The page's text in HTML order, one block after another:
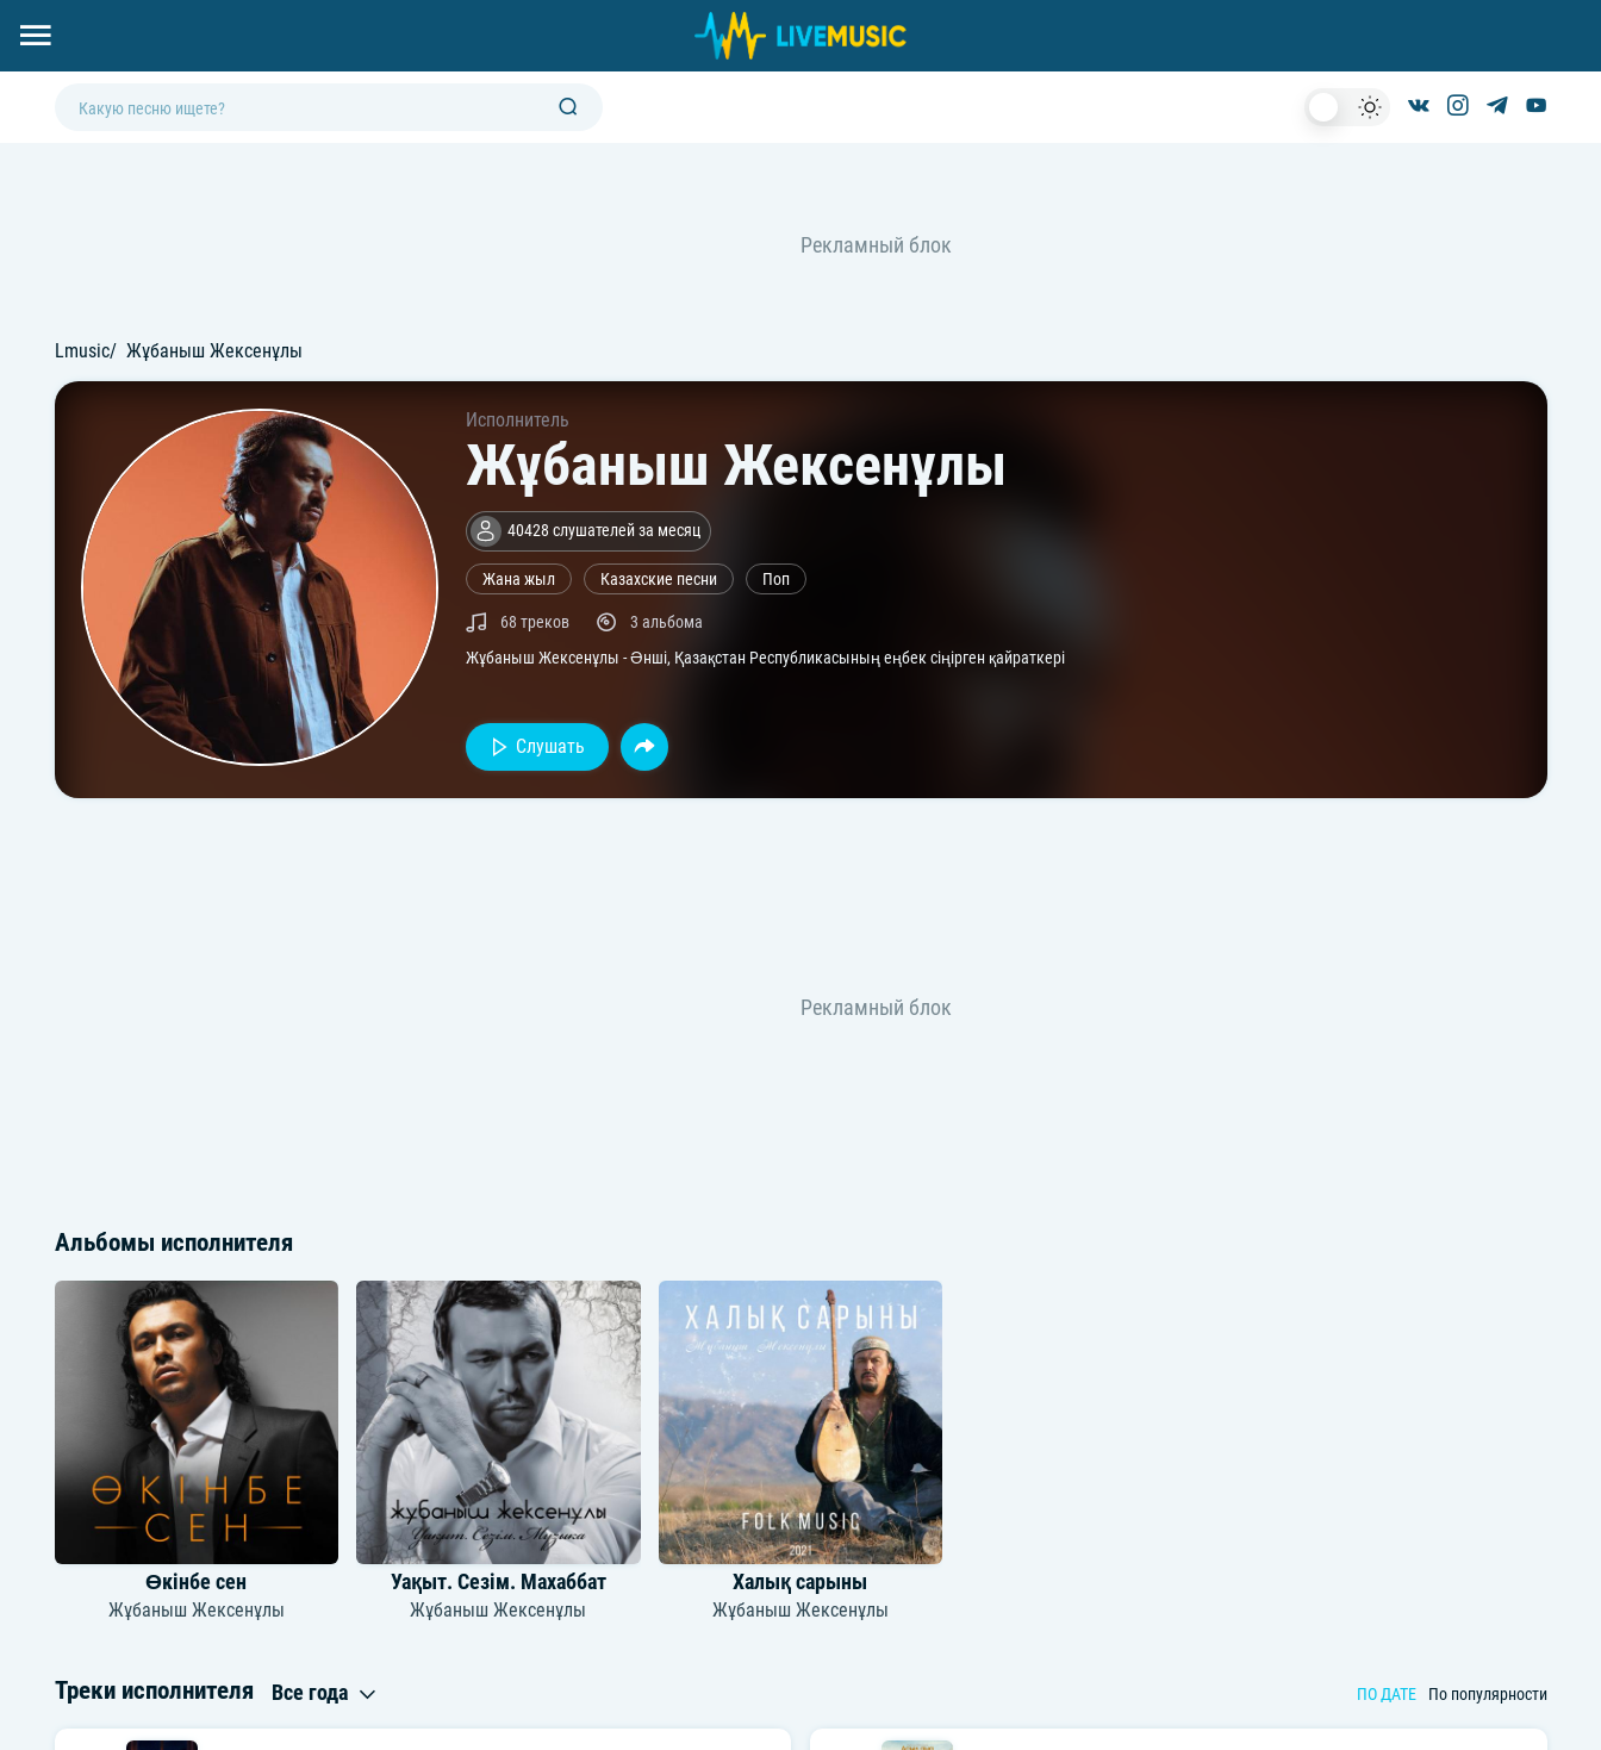
Lmusic Жұбаныш Жексенұлы
Исполнитель
Жұбаныш Жексенұлы
40428 слушателей за месяц
Жана жыл Казахские песни Поп
68 треков
3 альбома
Жұбаныш Жексенұлы - Әнші, Қазақстан Республикасының еңбек сіңірген қайраткері
Слушать
Альбомы исполнителя
Өкінбе сен
Жұбаныш Жексенұлы
Уақыт. Сезім. Махаббат
Жұбаныш Жексенұлы
Халық сарыны
Жұбаныш Жексенұлы
Треки исполнителя Все года ПО ДАТЕ По популярности